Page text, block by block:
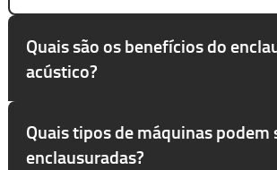
Quais são os benefícios do
acústico?
Quais tipos de máquinas podem
enclausuradas?